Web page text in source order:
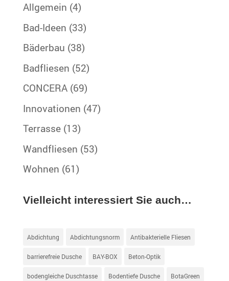
Allgemein (4)
Bad-Ideen (33)
Bäderbau (38)
Badfliesen (52)
CONCERA(69)
Innovationen (47)
Terrasse(13)
Wandfliesen (53)
Wohnen (61)
Vielleicht interessiert Sie auch…
Abdichtung Abdichtungsnorm Antibakterielle Fliesen
barrierefreie Dusche BAY-BOX Beton-Optik
bodengleiche Duschtasse Bodentiefe Dusche BotaGreen